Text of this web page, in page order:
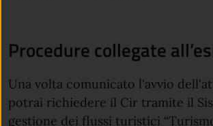
Procedure collegate
Una volta comunicato l'avvio
potrai richiedere il Cir tramite il
gestione dei flussi turistici